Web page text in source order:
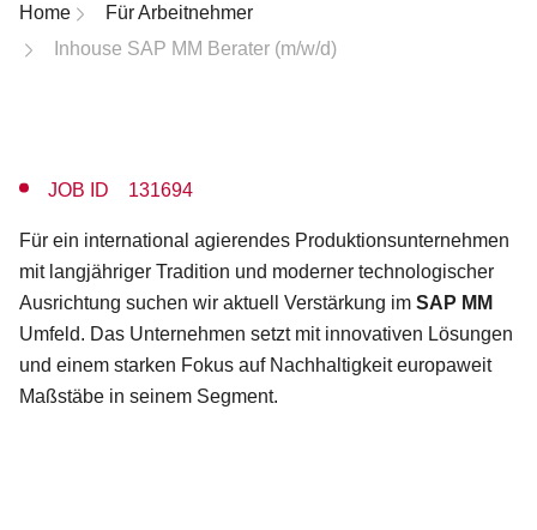
Breadcrumb-Navigation
Home
Für Arbeitnehmer
Inhouse SAP MM Berater (m/w/d)
JOB ID 131694
Für ein international agierendes Produktionsunternehmen
mit langjähriger Tradition und moderner technologischer
Ausrichtung suchen wir aktuell Verstärkung im SAP MM
Umfeld. Das Unternehmen setzt mit innovativen Lösungen
und einem starken Fokus auf Nachhaltigkeit europaweit
Maßstäbe in seinem Segment.